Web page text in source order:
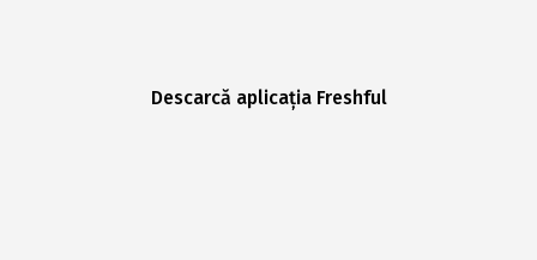
Descarcă aplicația Freshful